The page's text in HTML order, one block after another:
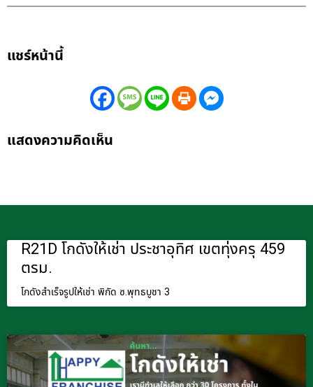
แชร์หน้านี้
แสดงความคิดเห็น
R21D โกดังให้เช่า ประชาอุทิศ เขตทุ่งครุ 459
ตรม.
โกดังสำเร็จรูปให้เช่า พิกัด ซ.พุทธบูชา 3